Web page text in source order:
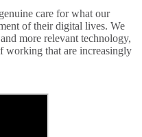
care for what our
of their digital lives. We
more relevant technology,
working that are increasingly